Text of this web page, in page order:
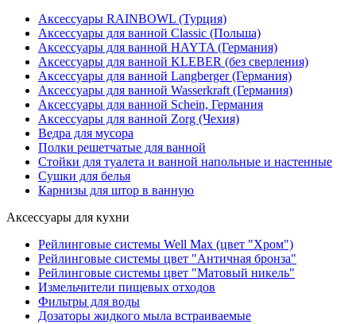
Аксессуары RAINBOWL (Турция)
Аксессуары для ванной Classic (Польша)
Аксессуары для ванной HAYTA (Германия)
Аксессуары для ванной KLEBER (без сверления)
Аксессуары для ванной Langberger (Германия)
Аксессуары для ванной Wasserkraft (Германия)
Аксессуары для ванной Schein, Германия
Аксессуары для ванной Zorg (Чехия)
Ведра для мусора
Полки решетчатые для ванной
Стойки для туалета и ванной напольные и настенные
Сушки для белья
Карнизы для штор в ванную
Аксессуары для кухни
Рейлинговые системы Well Max (цвет "Хром")
Рейлинговые системы цвет "Античная бронза"
Рейлинговые системы цвет "Матовый никель"
Измельчители пищевых отходов
Фильтры для воды
Дозаторы жидкого мыла встраиваемые